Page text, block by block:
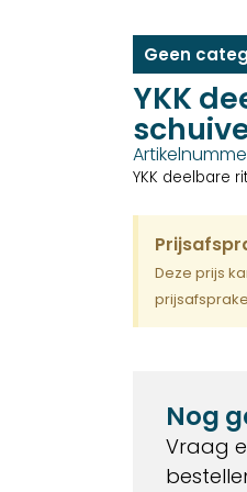
Geen
YKK
YKK deelbare
Deze prijs
Nog
Vraag